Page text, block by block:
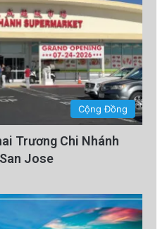
Cộng Đồng
Trương Chi Nhánh
Jose